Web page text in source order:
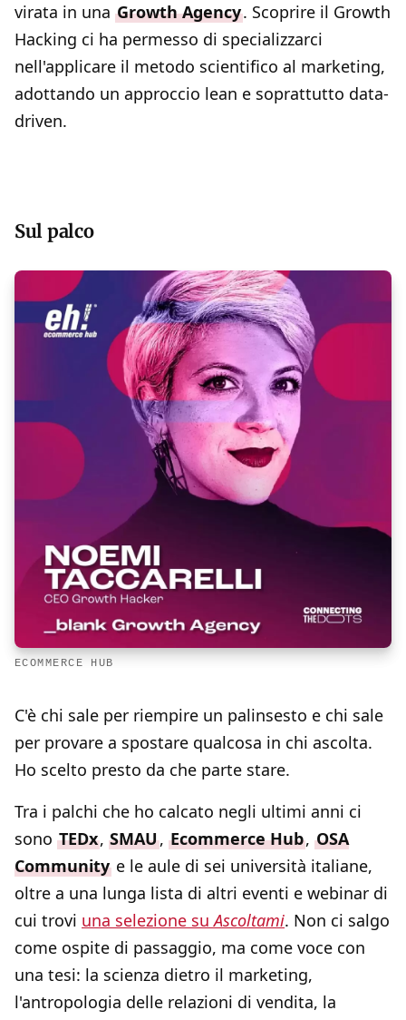
virata in una Growth Agency. Scoprire il Growth
Hacking ci ha permesso di specializzarci
nell'applicare il metodo scientifico al marketing,
adottando un approccio lean e soprattutto data-
driven.
Sul palco
ECOMMERCE HUB
C'è chi sale per riempire un palinsesto e chi sale
per provare a spostare qualcosa in chi ascolta.
Ho scelto presto da che parte stare.
Tra i palchi che ho calcato negli ultimi anni ci
sono TEDx, SMAU,Ecommerce Hub, OSA
Communitye le aule di sei università italiane,
oltre a una lunga lista di altri eventi e webinar di
cui trovi una selezione suAscoltami. Non ci salgo
come ospite di passaggio, ma come voce con
una tesi: la scienza dietro il marketing,
l'antropologia delle relazioni di vendita, la